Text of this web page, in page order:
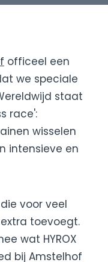
officeel een
we speciale
staat
race':
wisselen
intensieve en
voor veel
toevoegt.
wat HYROX
bij Amstelhof